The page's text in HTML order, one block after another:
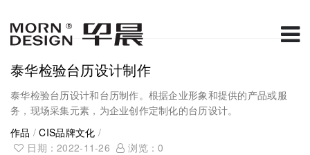
泰华检验台历设计制作
泰华检验台历设计和台历制作。根据企业形象和提供的产品或服
务，现场采集元素，为企业创作定制化的台历设计。
作品 /CIS品牌文化 /
日期：2022-11-26
浏览：0